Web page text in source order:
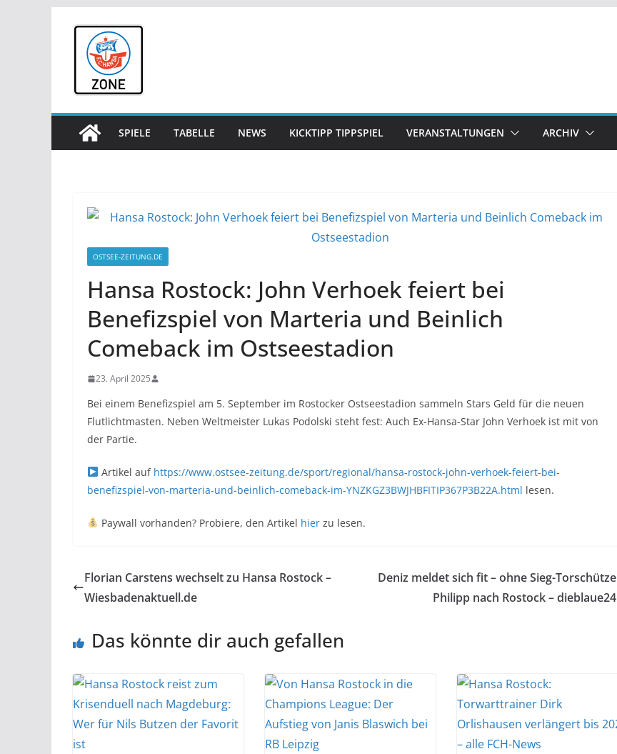
springen
SPIELE TABELLE NEWS KICKTIPP TIPPSPIEL VERANSTALTUNGEN ARCHIV
OSTSEE-ZEITUNG.DE
Hansa Rostock: John Verhoek feiert bei
Benefizspiel von Marteria und Beinlich
Comeback im Ostseestadion
23. April 2025
Bei einem Benefizspiel am 5. September im Rostocker Ostseestadion sammeln Stars Geld für die neuen
Flutlichtmasten. Neben Weltmeister Lukas Podolski steht fest: Auch Ex-Hansa-Star John Verhoek ist mit von
der Partie.
Artikel auf https://www.ostsee-zeitung.de/sport/regional/hansa-rostock-john-verhoek-feiert-bei-
benefizspiel-von-marteria-und-beinlich-comeback-im-YNZKGZ3BWJHBFITIP367P3B22A.html lesen.
Paywall vorhanden? Probiere, den Artikel hierzu lesen.
Florian Carstens wechselt zu Hansa Rostock –
Wiesbadenaktuell.de
Deniz meldet sich fit – ohne Sieg-Torschütze
Philipp nach Rostock – dieblaue24
Das könnte dir auch gefallen